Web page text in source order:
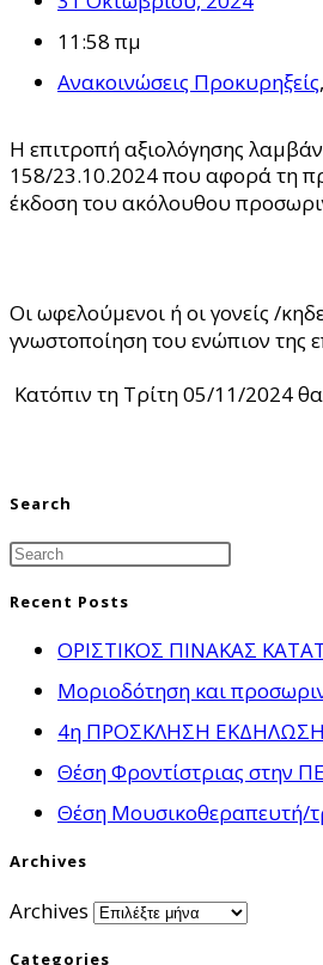
11:58 πμ
Ανακοινώσεις Προκυρηξείς,
Η επιτροπή αξιολόγησης
158/23.10.2024 που αφορά τη
έκδοση του ακόλουθου
Οι ωφελούμενοι ή οι γονείς /
γνωστοποίηση του ενώπιον της
Κατόπιν τη Τρίτη 05/11/2024
Search
Recent Posts
ΟΡΙΣΤΙΚΟΣ ΠΙΝΑΚΑΣ
Μοριοδότηση και
4η ΠΡΟΣΚΛΗΣΗ ΕΚΔΗΛΩΣΗΣ
Θέση Φροντίστριας στην
Θέση Μουσικοθεραπευτή/
Archives
Archives
Categories